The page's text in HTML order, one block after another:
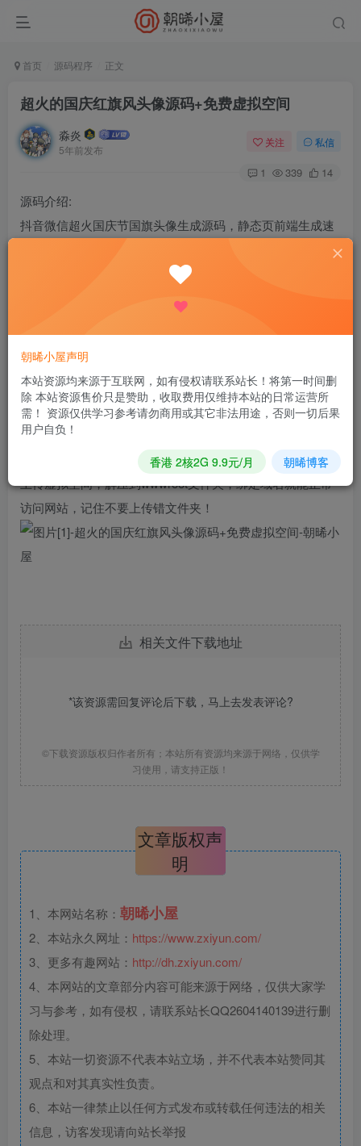
首页 源码程序 正文
超火的国庆红旗风头像源码+免费虚拟空间
淼炎
5年前发布
关注 私信
1 339 14
源码介绍:
抖音微信超火国庆节国旗头像生成源码，静态页前端生成速
度超快！上传服务器即可使用。已更新，此前源码上传了加
[滑稽][滑稽][滑稽][滑稽][滑稽][滑稽][滑稽][滑稽][滑稽][滑稽]
[滑稽][滑稽][滑稽][滑稽][滑稽][滑稽]
——————————————————————————
————
上传虚拟空间，解压到wwwroot文件夹，绑定域名就能正常
访问网站，记住不要上传错文件夹！
相关文件下载地址
*该资源需回复评论后下载，马上去发表评论?
©下载资源版权归作者所有；本站所有资源均来源于网络，仅供学
习使用，请支持正版！
文章版权声
明
1、本网站名称： 朝晞小屋
2、本站永久网址： https://www.zxiyun.com/
3、更多有趣网站： http://dh.zxiyun.com/
4、本网站的文章部分内容可能来源于网络，仅供大家学
习与参考，如有侵权，请联系站长QQ2604140139进行删
除处理。
5、本站一切资源不代表本站立场，并不代表本站赞同其
观点和对其真实性负责。
6、本站一律禁止以任何方式发布或转载任何违法的相关
信息，访客发现请向站长举报
朝晞小屋声明
本站资源均来源于互联网，如有侵权请联系站长！将第一时间删
除 本站资源售价只是赞助，收取费用仅维持本站的日常运营所
需！ 资源仅供学习参考请勿商用或其它非法用途，否则一切后果
用户自负！
香港 2核2G 9.9元/月 朝晞博客